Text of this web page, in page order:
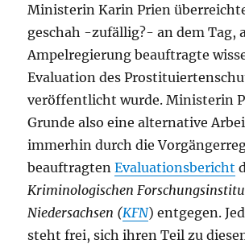
Ministerin Karin Prien
geschah -zufällig?- an dem Tag,
Ampelregierung beauftragte
Evaluation des
veröffentlicht wurde. Ministerin
Grunde also eine alternative
immerhin durch die
beauftragtenEvaluationsbericht
Kriminologischen
Niedersachsen (KFN) entgegen.
steht frei, sich ihren Teil zu